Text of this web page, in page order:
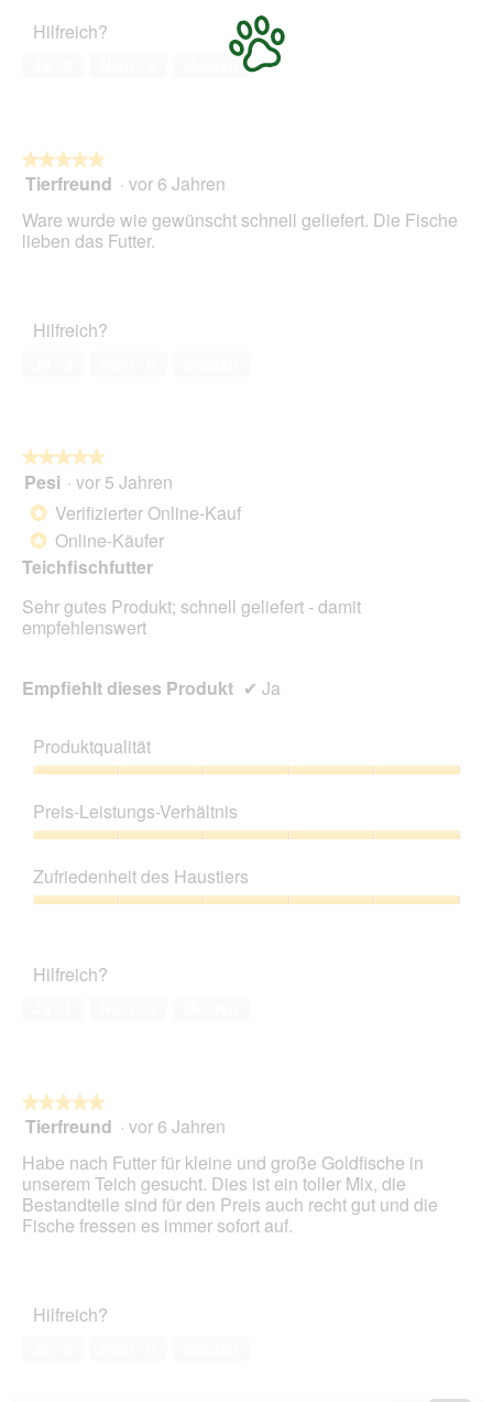
Hilfreich?
★★★★★
★★★★★
5
5
Sternen.
Tierfreund · vor 6 Jahren
Ware wurde wie gewünscht schnell geliefert. Die Fische
lieben das Futter.
Hilfreich?
★★★★★
★★★★★
5
Sternen.
Pesi · vor 5 Jahren
* Verifizierter Online-Kauf
* Online-Käufer
Teichfischfutter
Sehr gutes Produkt; schnell geliefert - damit
empfehlenswert
Empfiehlt dieses Produkt ✔ Ja
Produktqualität
5
von
5
Preis-Leistungs-Verhältnis
Leistungs-
Verhältnis,
5
Zufriedenheit des Haustiers
5
Hilfreich?
★★★★★
★★★★★
5
5
Sternen.
Tierfreund · vor 6 Jahren
Habe nach Futter für kleine und große Goldfische in
unserem Teich gesucht. Dies ist ein toller Mix, die
Bestandteile sind für den Preis auch recht gut und die
Fische fressen es immer sofort auf.
Hilfreich?